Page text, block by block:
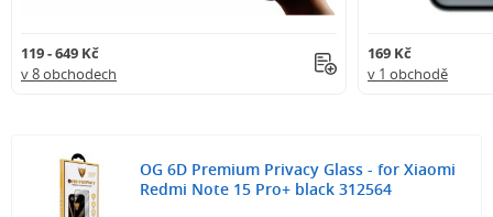
119 - 649 Kč
v 8 obchodech
169 Kč
v 1 obchodě
OG 6D Premium Privacy Glass - for Xiaomi
Redmi Note 15 Pro+ black 312564